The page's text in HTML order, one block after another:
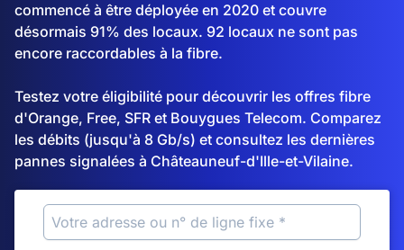
commencé à être déployée en 2020 et couvre
désormais 91% des locaux. 92 locaux ne sont pas
encore raccordables à la fibre.
Testez votre éligibilité pour découvrir les offres fibre
d'Orange, Free, SFR et Bouygues Telecom. Comparez
les débits (jusqu'à 8 Gb/s) et consultez les dernières
pannes signalées à Châteauneuf-d'Ille-et-Vilaine.